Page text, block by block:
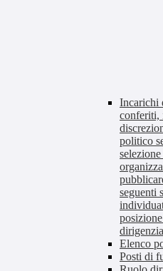
Incarichi
conferiti,
politico
seguenti
Elenco
Posti di